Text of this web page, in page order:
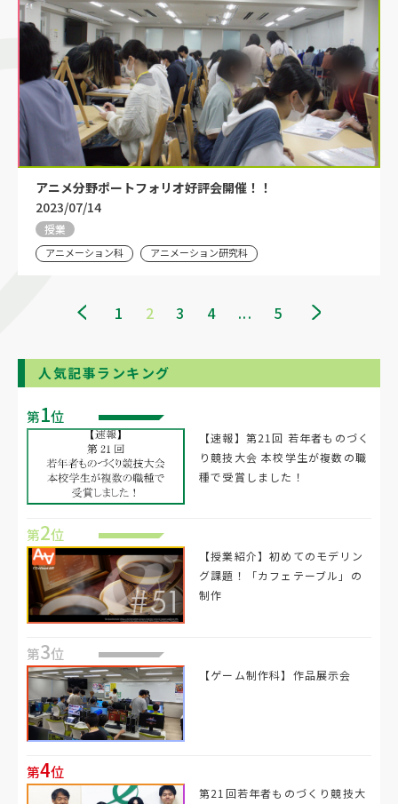
アニメ分野ポートフォリオ好評会開催！！
2023/07/14
授業
アニメーション科 アニメーション研究科
1 2 3 4 ... 5
人気記事ランキング
第1位
【速報】第21回 若年者ものづく
り競技大会 本校学生が複数の職
種で受賞しました！
第2位
【授業紹介】初めてのモデリン
グ課題！「カフェテーブル」の
制作
第3位
【ゲーム制作科】作品展示会
第4位
第21回若年者ものづくり競技大